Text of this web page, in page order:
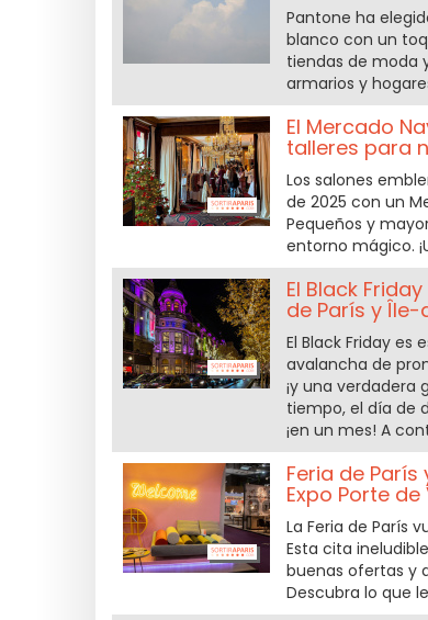
Pantone ha
blanco con un
tiendas de moda
armarios y
El Mercado
talleres para
Los salones
de 2025 con un
Pequeños y
entorno mágico.
El Black
de París y
El Black Friday es
avalancha de
¡y una verdadera
tiempo, el día de
¡en un mes! A
Feria de
Expo Porte de
La Feria de París
Esta cita
buenas ofertas y
Descubra lo que